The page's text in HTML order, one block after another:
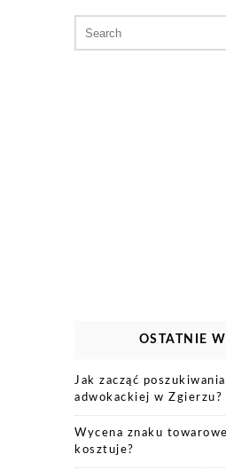
for:
OSTATNIE
Jak zacząć
adwokackiej w Zgierzu?
Wycena znaku
kosztuje?